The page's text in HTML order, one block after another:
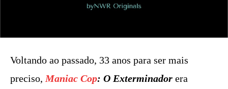
Voltando ao passado, 33 anos para ser mais
preciso, Maniac Cop: O Exterminador era